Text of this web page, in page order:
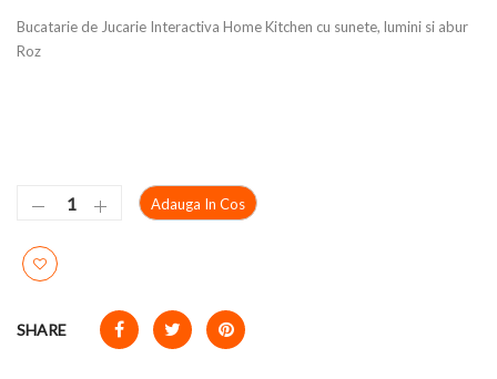
Bucatarie de Jucarie Interactiva Home Kitchen cu sunete, lumini si abur
Roz
Adauga In Cos
SHARE